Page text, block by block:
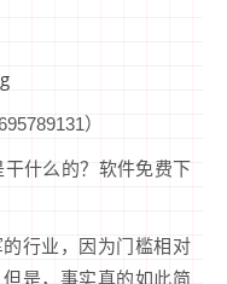
）
什么的？软件免费下
行业，因为门槛相对
是，事实真的如此简